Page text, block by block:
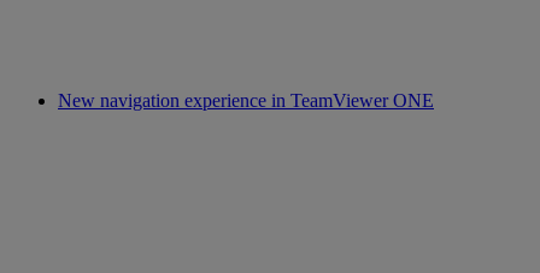
New navigation experience in TeamViewer ONE